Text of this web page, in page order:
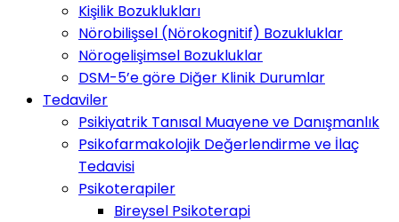
Kişilik Bozuklukları
Nörobilişsel (Nörokognitif) Bozukluklar
Nörogelişimsel Bozukluklar
DSM-5’e göre Diğer Klinik Durumlar
Tedaviler
Psikiyatrik Tanısal Muayene ve Danışmanlık
Psikofarmakolojik Değerlendirme ve İlaç
Tedavisi
Psikoterapiler
Bireysel Psikoterapi